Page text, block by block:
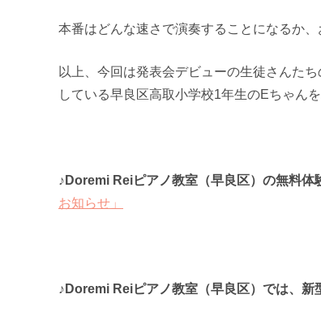
本番はどんな速さで演奏することになるか
以上、今回は発表会デビューの生徒さんた
している早良区高取小学校1年生のEちゃん
♪Doremi Reiピアノ教室（早良区）の無料
お知らせ」
♪Doremi Reiピアノ教室（早良区）では、新